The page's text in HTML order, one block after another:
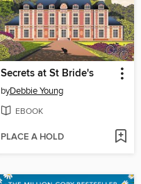
Secrets at St Bride's
byDebbie Young
EBOOK
PLACE A HOLD